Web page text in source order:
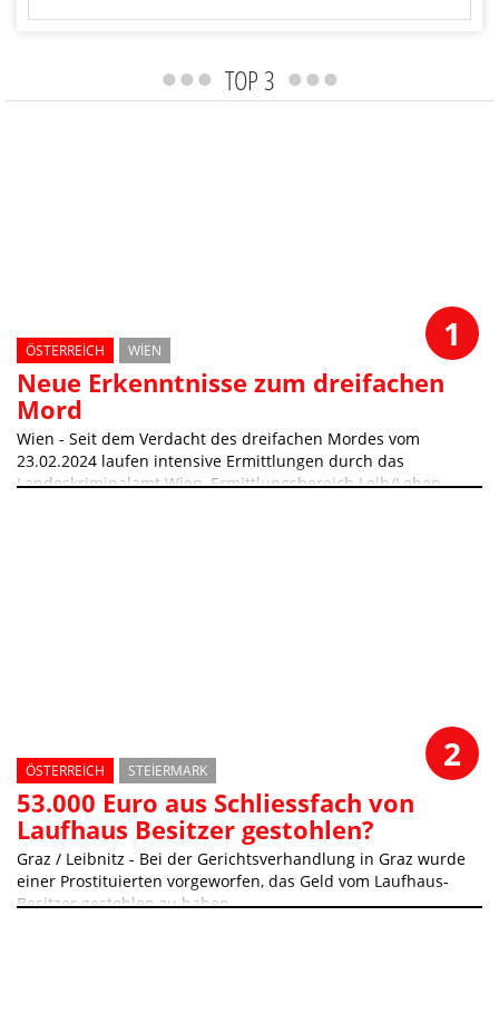
TOP 3
ÖSTERREICH WIEN 1
Neue Erkenntnisse zum dreifachen
Mord
Wien - Seit dem Verdacht des dreifachen Mordes vom
23.02.2024 laufen intensive Ermittlungen durch das
Landeskriminalamt Wien, Ermittlungsbereich Leib/Leben
ÖSTERREICH STEIERMARK 2
53.000 Euro aus Schliessfach von
Laufhaus Besitzer gestohlen?
Graz / Leibnitz - Bei der Gerichtsverhandlung in Graz wurde
einer Prostituierten vorgeworfen, das Geld vom Laufhaus-
Besitzer gestohlen zu haben
ANTWORTEN